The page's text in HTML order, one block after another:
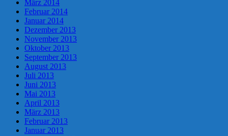
März 2014
Februar 2014
Januar 2014
Dezember 2013
November 2013
Oktober 2013
September 2013
August 2013
Juli 2013
Juni 2013
Mai 2013
April 2013
März 2013
Februar 2013
Januar 2013